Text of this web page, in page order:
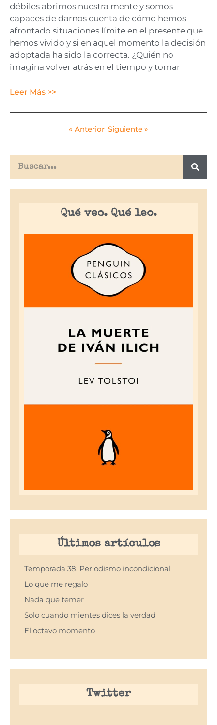
débiles abrimos nuestra mente y somos
capaces de darnos cuenta de cómo hemos
afrontado situaciones límite en el presente que
hemos vivido y si en aquel momento la decisión
adoptada ha sido la correcta. ¿Quién no
imagina volver atrás en el tiempo y tomar
Leer Más >>
« Anterior Siguiente »
Qué veo. Qué leo.
Últimos artículos
Temporada 38: Periodismo incondicional
Lo que me regalo
Nada que temer
Solo cuando mientes dices la verdad
El octavo momento
Twitter